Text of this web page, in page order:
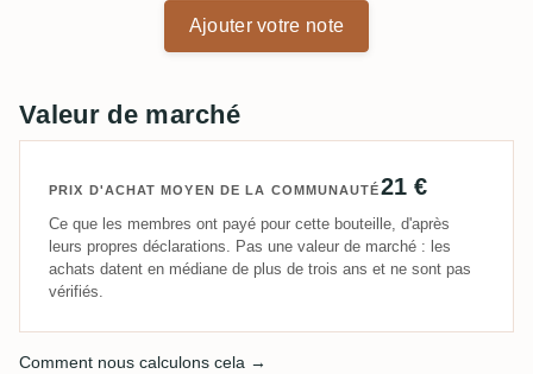
Ajouter votre note
Valeur de marché
PRIX D'ACHAT MOYEN DE LA COMMUNAUTÉ21 €
Ce que les membres ont payé pour cette bouteille, d'après
leurs propres déclarations. Pas une valeur de marché : les
achats datent en médiane de plus de trois ans et ne sont pas
vérifiés.
Comment nous calculons cela →